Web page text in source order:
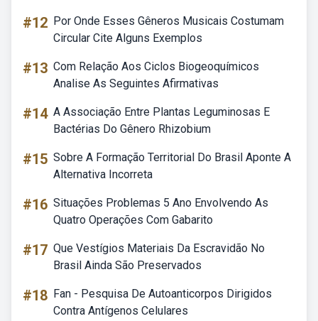
#12 Por Onde Esses Gêneros Musicais Costumam
Circular Cite Alguns Exemplos
#13 Com Relação Aos Ciclos Biogeoquímicos
Analise As Seguintes Afirmativas
#14 A Associação Entre Plantas Leguminosas E
Bactérias Do Gênero Rhizobium
#15 Sobre A Formação Territorial Do Brasil Aponte A
Alternativa Incorreta
#16 Situações Problemas 5 Ano Envolvendo As
Quatro Operações Com Gabarito
#17 Que Vestígios Materiais Da Escravidão No
Brasil Ainda São Preservados
#18 Fan - Pesquisa De Autoanticorpos Dirigidos
Contra Antígenos Celulares